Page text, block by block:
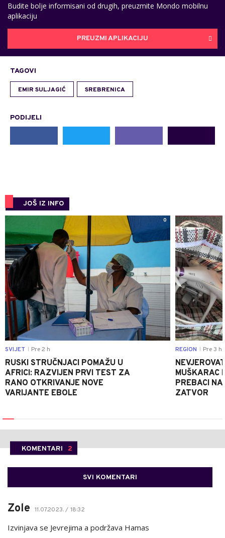
Budite bolje informisani od drugih, preuzmite Mondo mobilnu
aplikaciju
PREUZMI APLIKACIJU
TAGOVI
EMIR SULJAGIĆ SREBRENICA
PODIJELI
JOŠ IZ INFO
0
SVIJET Pre 2 h
RUSKI STRUČNJACI POMAŽU U
AFRICI: RAZVIJEN PRVI TEST ZA
RANO OTKRIVANJE NOVE
VARIJANTE EBOLE
REGION Pre 3 h
MUŠKARAC
PREBACI
ZATVOR
KOMENTARI 2
SVI KOMENTARI
Zole 11.07.2023. / 18:32
Izvinjava se Jevrejima a podržava Hamas